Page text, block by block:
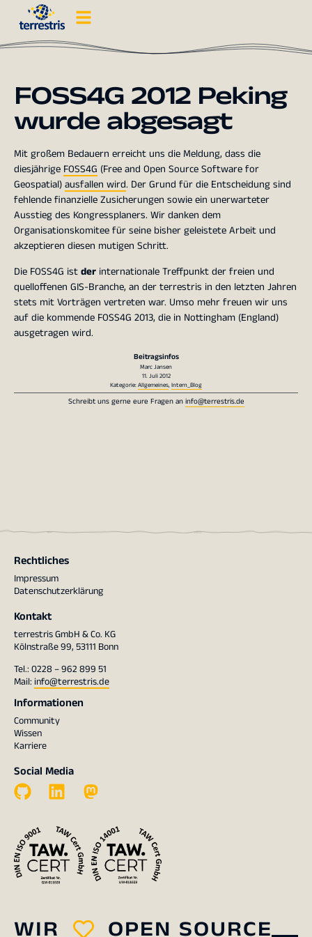
FOSS4G 2012 Peking
wurde abgesagt
Mit großem Bedauern erreicht uns die Meldung, dass die
diesjährige FOSS4G (Free and Open Source Software for
Geospatial)ausfallen wird. Der Grund für die Entscheidung sind
fehlende finanzielle Zusicherungen sowie ein unerwarteter
Ausstieg des Kongressplaners. Wir danken dem
Organisationskomitee für seine bisher geleistete Arbeit und
akzeptieren diesen mutigen Schritt.
Die FOSS4G istder internationale Treffpunkt der freien und
quelloffenen GIS-Branche, an der terrestris in den letzten Jahren
stets mit Vorträgen vertreten war. Umso mehr freuen wir uns
auf die kommende FOSS4G 2013, die in Nottingham (England)
ausgetragen wird.
Beitragsinfos
Marc Jansen
11. Juli 2012
Kategorie:Allgemeines,Intern_Blog
Schreibt uns gerne eure Fragen aninfo@terrestris.de
Rechtliches
Impressum
Datenschutzerklärung
Kontakt
terrestris GmbH & Co. KG
Kölnstraße 99, 53111 Bonn
Tel.: 0228 – 962 899 51
Mail: info@terrestris.de
Informationen
Community
Wissen
Karriere
Social Media
WIR OPEN SOURCE